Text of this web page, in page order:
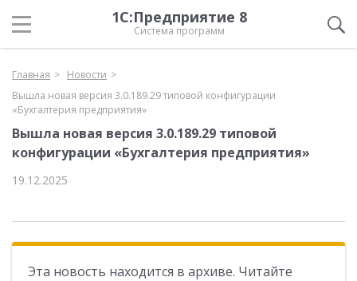
1С:Предприятие 8
Система программ
Главная
Новости
Вышла новая версия 3.0.189.29 типовой конфигурации
«Бухгалтерия предприятия»
Вышла новая версия 3.0.189.29 типовой
конфигурации «Бухгалтерия предприятия»
19.12.2025
Эта новость находится в архиве. Читайте